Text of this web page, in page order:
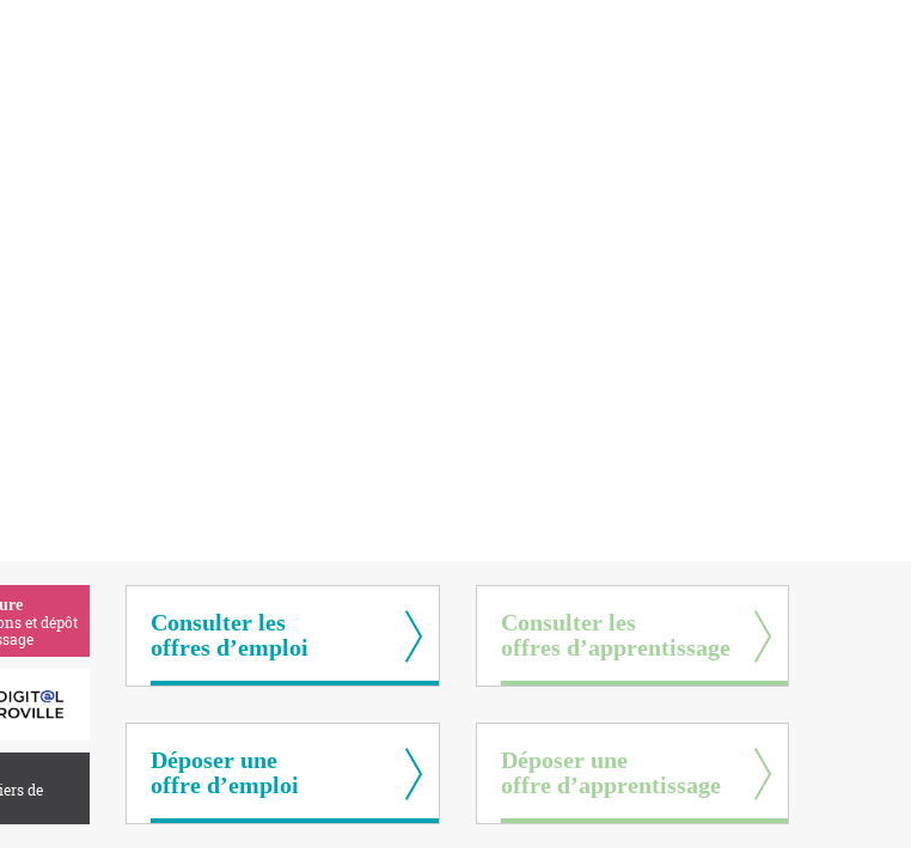
et dépôt
de
Consulter les
offres d’emploi
Déposer une
offre d’emploi
Consulter les
offres d’apprentissage
Déposer une
offre d’apprentissage